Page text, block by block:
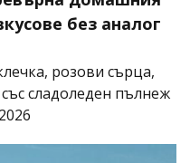
без аналог
розови сърца,
сладоледен пълнеж